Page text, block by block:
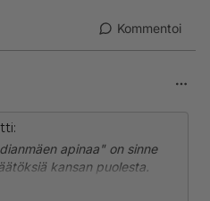
oli selvä asia jo
ei edes oleeikä ole
on maailman ydinase
!
Kommentoi
apinaa" on sinne
kansan puolesta.